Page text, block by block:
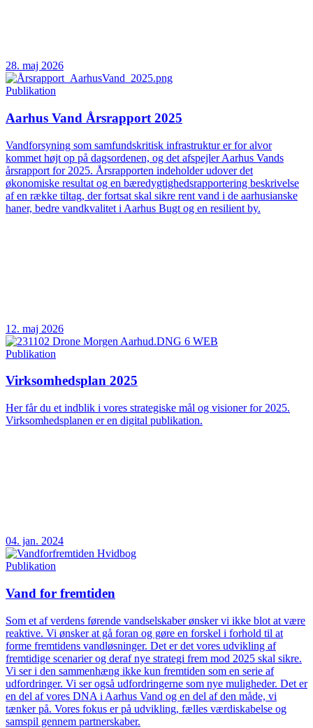
28. maj 2026
Publikation
Aarhus Vand Årsrapport 2025
Vandforsyning som samfundskritisk infrastruktur er for alvor
kommet højt op på dagsordenen, og det afspejler Aarhus Vands
årsrapport for 2025. Årsrapporten indeholder udover det
økonomiske resultat og en bæredygtighedsrapportering beskrivelse
af en række tiltag, der fortsat skal sikre rent vand i de aarhusianske
haner, bedre vandkvalitet i Aarhus Bugt og en resilient by.
12. maj 2026
Publikation
Virksomhedsplan 2025
Her får du et indblik i vores strategiske mål og visioner for 2025.
Virksomhedsplanen er en digital publikation.
04. jan. 2024
Publikation
Vand for fremtiden
Som et af verdens førende vandselskaber ønsker vi ikke blot at være
reaktive. Vi ønsker at gå foran og gøre en forskel i forhold til at
forme fremtidens vandløsninger. Det er det vores udvikling af
fremtidige scenarier og deraf nye strategi frem mod 2025 skal sikre.
Vi ser i den sammenhæng ikke kun fremtiden som en serie af
udfordringer. Vi ser også udfordringerne som nye muligheder. Det er
en del af vores DNA i Aarhus Vand og en del af den måde, vi
tænker på. Vores fokus er på udvikling, fælles værdiskabelse og
samspil gennem partnerskaber.